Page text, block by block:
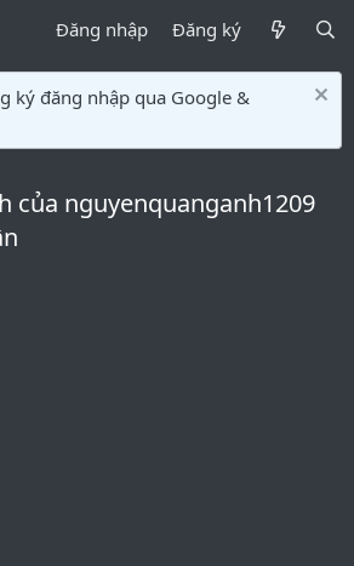
Đăng nhập Đăng ký
ký đăng nhập qua Google &
của nguyenquanganh1209